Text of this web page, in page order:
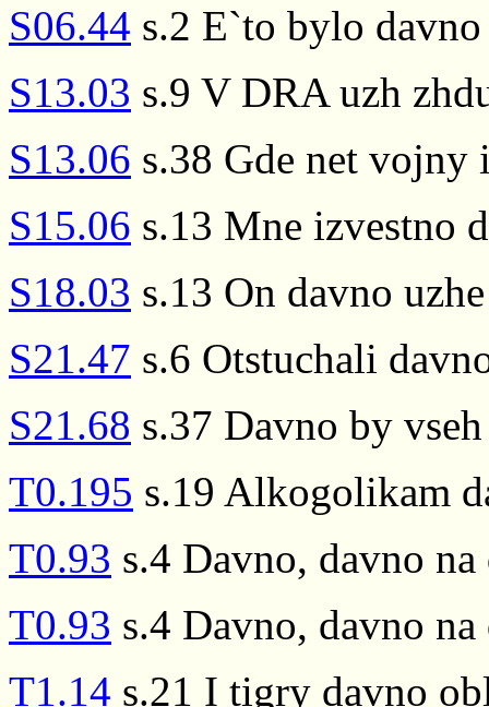
S06.44 s.2 E`to bylo
S13.03 s.9 V DRA uzh
S13.06 s.38 Gde net vojny
S15.06 s.13 Mne izvestno
S18.03 s.13 On davno
S21.47 s.6 Otstuchali
S21.68 s.37 Davno by
T0.195 s.19 Alkogolikam
T0.93 s.4 Davno, davno na
T0.93 s.4 Davno, davno na
T1.14 s.21 I tigry davno